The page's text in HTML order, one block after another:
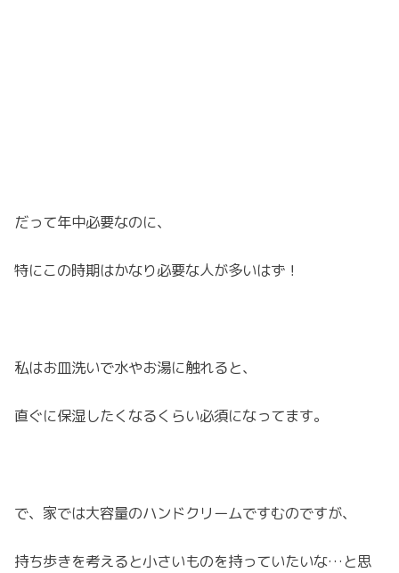
だって年中必要なのに、
特にこの時期はかなり必要な人が多いはず！
私はお皿洗いで水やお湯に触れると、
直ぐに保湿したくなるくらい必須になってます。
で、家では大容量のハンドクリームですむのですが、
持ち歩きを考えると小さいものを持っていたいな…と思